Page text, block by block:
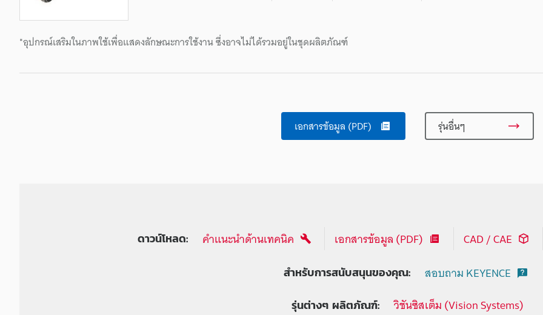
*อุปกรณ์เสริมในภาพใช้เพื่อแสดงลักษณะการใช้งาน ซึ่งอาจไม่ได้รวมอยู่ในชุดผลิตภัณฑ์
เอกสารข้อมูล (PDF) รุ่นอื่นๆ
ดาวน์โหลด: คำแนะนำด้านเทคนิค เอกสารข้อมูล (PDF) CAD / CAE
สำหรับการสนับสนุนของคุณ: สอบถาม KEYENCE
รุ่นต่างๆ ผลิตภัณฑ์: วิชันซิสเต็ม (Vision Systems)